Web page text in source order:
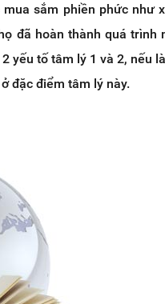
sắm phiền phức như
đã hoàn thành quá trình
yếu tố tâm lý 1 và 2, nếu
đặc điểm tâm lý này.